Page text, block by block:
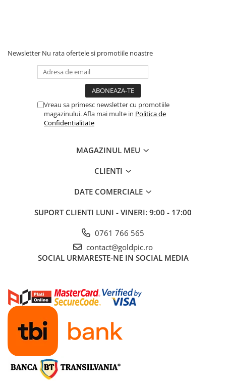
Newsletter Nu rata ofertele si promotiile noastre
Vreau sa primesc newsletter cu promotiile
magazinului. Afla mai multe in Politica de
Confidentialitate
MAGAZINUL MEU
CLIENTI
DATE COMERCIALE
SUPORT CLIENTI LUNI - VINERI: 9:00 - 17:00
0761 766 565
contact@goldpic.ro
SOCIAL URMARESTE-NE IN SOCIAL MEDIA